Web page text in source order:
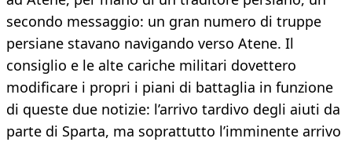
secondo messaggio: un gran numero di truppe
persiane stavano navigando verso Atene. Il
consiglio e le alte cariche militari dovettero
modificare i propri i piani di battaglia in funzione
di queste due notizie: l’arrivo tardivo degli aiuti da
parte di Sparta, ma soprattutto l’imminente arrivo